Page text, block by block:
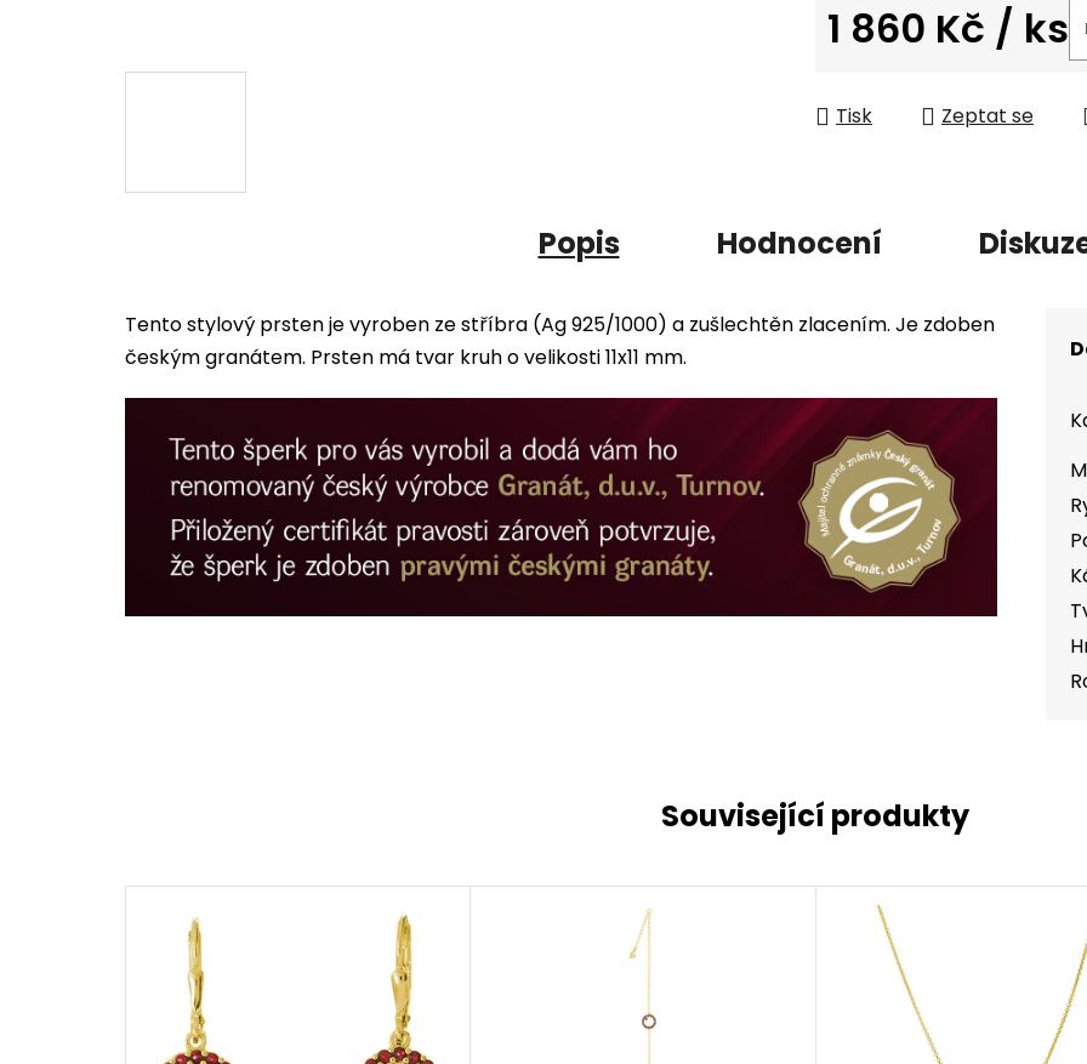
1 860 Kč / ks
Tisk
Zeptat se
Popis Hodnocení
Tento stylový prsten je vyroben ze stříbra (Ag 925/1000) a zušlechtěn zlacením. Je zdoben
českým granátem. Prsten má tvar kruh o velikosti 11x11 mm.
Související produkty